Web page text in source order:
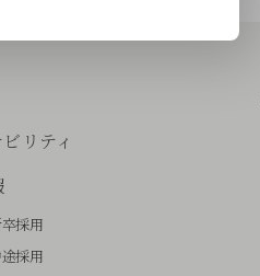
リティ
採用
採用